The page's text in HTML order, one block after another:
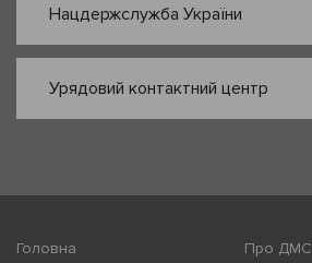
Нацдержслужба України
Урядовий контактний центр
Головна Про ДМС